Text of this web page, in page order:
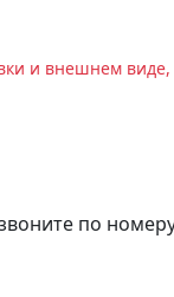
и внешнем
по